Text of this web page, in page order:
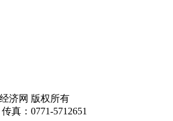
济网 版权所有
真：0771-5712651